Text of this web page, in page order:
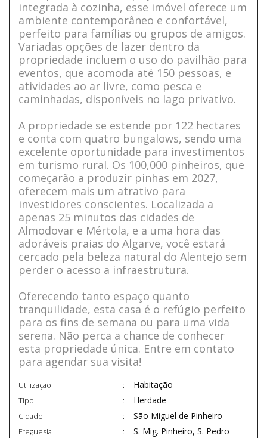
integrada à cozinha, esse imóvel oferece um
ambiente contemporâneo e confortável,
perfeito para famílias ou grupos de amigos.
Variadas opções de lazer dentro da
propriedade incluem o uso do pavilhão para
eventos, que acomoda até 150 pessoas, e
atividades ao ar livre, como pesca e
caminhadas, disponíveis no lago privativo.
A propriedade se estende por 122 hectares
e conta com quatro bungalows, sendo uma
excelente oportunidade para investimentos
em turismo rural. Os 100,000 pinheiros, que
começarão a produzir pinhas em 2027,
oferecem mais um atrativo para
investidores conscientes. Localizada a
apenas 25 minutos das cidades de
Almodovar e Mértola, e a uma hora das
adoráveis praias do Algarve, você estará
cercado pela beleza natural do Alentejo sem
perder o acesso a infraestrutura.
Oferecendo tanto espaço quanto
tranquilidade, esta casa é o refúgio perfeito
para os fins de semana ou para uma vida
serena. Não perca a chance de conhecer
esta propriedade única. Entre em contato
para agendar sua visita!
Utilização Habitação
Tipo Herdade
Cidade São Miguel de Pinheiro
Freguesia
S. Mig. Pinheiro, S. Pedro